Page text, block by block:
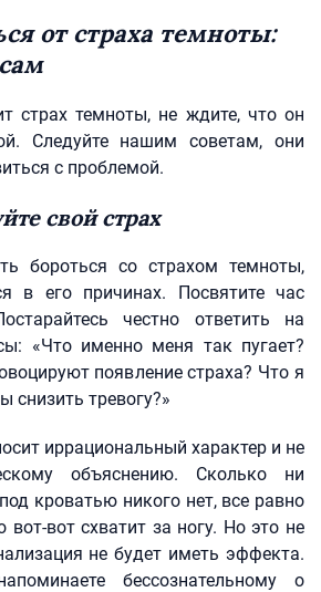
от страха темноты:
страх темноты, не ждите, что он
Следуйте нашим советам, они
с проблемой.
свой страх
бороться со страхом темноты,
в его причинах. Посвятите час
честно ответить на
«Что именно меня так пугает?
появление страха? Что я
снизить тревогу?»
иррациональный характер и не
объяснению. Сколько ни
кроватью никого нет, все равно
вот-вот схватит за ногу. Но это не
не будет иметь эффекта.
бессознательному о